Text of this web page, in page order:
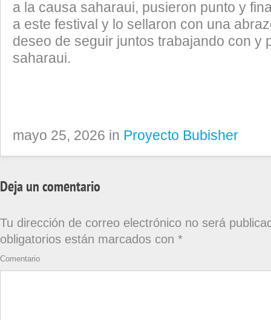
a la causa saharaui, pusieron punto y
a este festival y lo sellaron con una
deseo de seguir juntos trabajando con y
saharaui.
mayo 25, 2026 in Proyecto Bubisher
Deja un comentario
Tu dirección de correo electrónico no será
obligatorios están marcados con *
Comentario